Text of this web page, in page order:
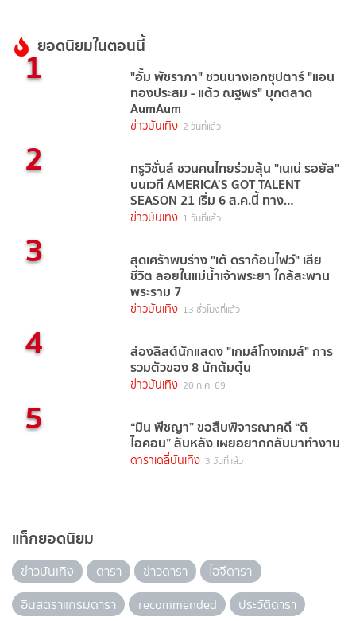
ยอดนิยมในตอนนี้
1 "อั้ม พัชราภา" ชวนนางเอกซุปตาร์ "แอน
ทองประสม - แต้ว ณฐพร" บุกตลาด
AumAum
ข่าวบันเทิง 2 วันที่แล้ว
2 ทรูวิชั่นส์ ชวนคนไทยร่วมลุ้น "เนเน่ รอยัล"
บนเวที AMERICA’S GOT TALENT
SEASON 21 เริ่ม 6 ส.ค.นี้ ทาง
TrueVisions NOW
ข่าวบันเทิง 1 วันที่แล้ว
3 สุดเศร้าพบร่าง "เต้ ดราก้อนไฟว์" เสีย
ชีวิต ลอยในแม่น้ำเจ้าพระยา ใกล้สะพาน
พระราม 7
ข่าวบันเทิง 13 ชั่วโมงที่แล้ว
4 ส่องลิสต์นักแสดง "เกมส์โกงเกมส์" การ
รวมตัวของ 8 นักต้มตุ๋น
ข่าวบันเทิง 20 ก.ค. 69
5 “มิน พีชญา” ขอสืบพิจารณาคดี “ดิ
ไอคอน” ลับหลัง เผยอยากกลับมาทำงาน
ดาราเดลี่บันเทิง 3 วันที่แล้ว
แท็กยอดนิยม
ข่าวบันเทิง ดารา ข่าวดารา
ไอจีดารา
อินสตราแกรมดารา
recommended
ประวัติดารา